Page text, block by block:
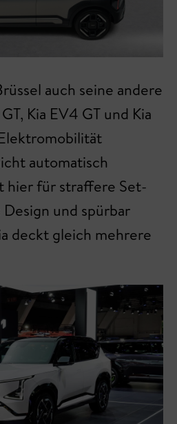
auch seine andere
Kia EV4 GT und Kia
automatisch
hier für straffere Set-
und spürbar
deckt gleich mehrere